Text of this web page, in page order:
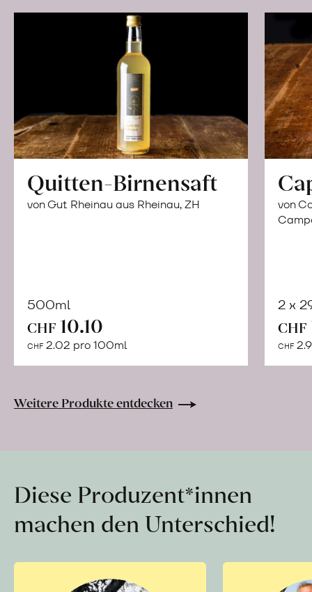
Quitten-Birnensaft
von Gut Rheinau aus Rheinau, ZH
500ml
CHF 10.10
CHF 2.02 pro 100ml
Warenkorb
von
2 x
CHF
CHF
Weitere Produkte entdecken
Diese Produzent*innen
machen den Unterschied!